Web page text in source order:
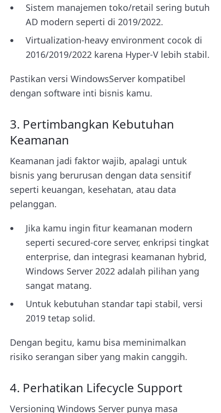
Sistem manajemen toko/retail sering butuh
AD modern seperti di 2019/2022.
Virtualization-heavy environment cocok di
2016/2019/2022 karena Hyper-V lebih stabil.
Pastikan versi WindowsServer kompatibel
dengan software inti bisnis kamu.
3. Pertimbangkan Kebutuhan
Keamanan
Keamanan jadi faktor wajib, apalagi untuk
bisnis yang berurusan dengan data sensitif
seperti keuangan, kesehatan, atau data
pelanggan.
Jika kamu ingin fitur keamanan modern
seperti secured-core server, enkripsi tingkat
enterprise, dan integrasi keamanan hybrid,
Windows Server 2022 adalah pilihan yang
sangat matang.
Untuk kebutuhan standar tapi stabil, versi
2019 tetap solid.
Dengan begitu, kamu bisa meminimalkan
risiko serangan siber yang makin canggih.
4. Perhatikan Lifecycle Support
Versioning Windows Server punya masa